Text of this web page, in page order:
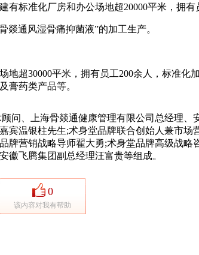
准化厂房和办公场地超20000平米，拥有
通风湿骨痛抑菌液”的加工生产。
30000平米，拥有员工200余人，标准化
膏药类产品等。
、上海骨燚通健康管理有限公司总经理、
温银柱先生;术身堂品牌联合创始人兼市
营销战略导师翟大勇;术身堂品牌高级战
徽飞腾集团副总经理汪富贵等组成。
0
该内容对我有帮助